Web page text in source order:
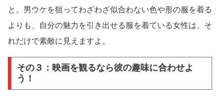
と。男ウケを狙ってわざわざ似合わない色や形の服を着る
よりも、自分の魅力を引き出せる服を着ている女性は、そ
れだけで素敵に見えますよ。
その３：映画を観るなら彼の趣味に合わせよ
う！